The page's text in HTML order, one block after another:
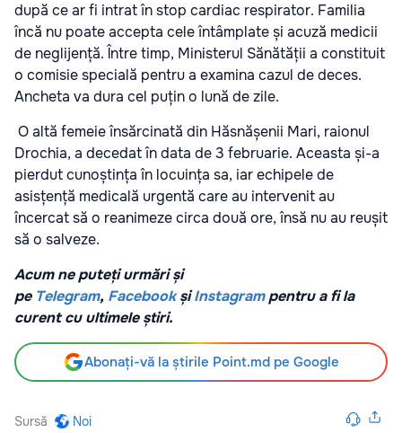
după ce ar fi intrat în stop cardiac respirator. Familia
încă nu poate accepta cele întâmplate și acuză medicii
de neglijență. Între timp, Ministerul Sănătății a constituit
o comisie specială pentru a examina cazul de deces.
Ancheta va dura cel puțin o lună de zile.
O altă femeie însărcinată din Hăsnășenii Mari, raionul
Drochia, a decedat în data de 3 februarie. Aceasta și-a
pierdut cunoștința în locuința sa, iar echipele de
asisțență medicală urgentă care au intervenit au
încercat să o reanimeze circa două ore, însă nu au reușit
să o salveze.
Acum ne puteți urmări și
pe Telegram, Facebook șiInstagrampentru a fi la
curent cu ultimele știri.
Abonați-vă la știrile Point.md pe Google
Sursă Noi